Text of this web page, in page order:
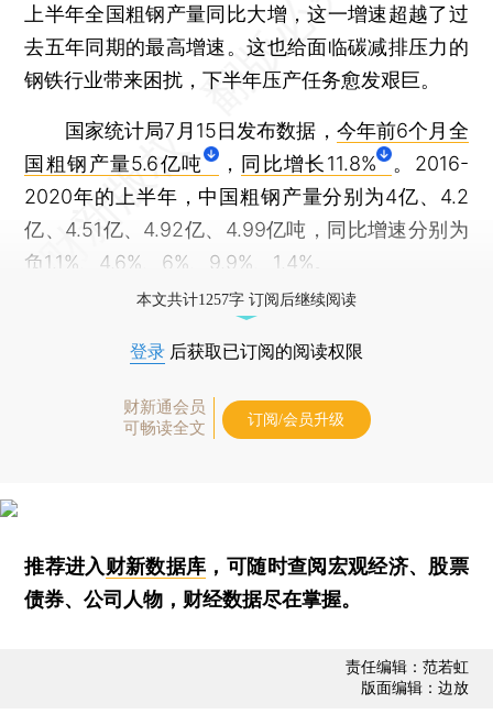
上半年全国粗钢产量同比大增，这一增速超越了过
去五年同期的最高增速。这也给面临碳减排压力的
钢铁行业带来困扰，下半年压产任务愈发艰巨。
国家统计局7月15日发布数据， 今年前6个月全
国粗钢产量5.6亿吨
， 同比增长11.8%
。2016-
2020年的上半年，中国粗钢产量分别为4亿、4.2
亿、4.51亿、4.92亿、4.99亿吨，同比增速分别为
负1.1%、4.6%、6%、9.9%、1.4%。
本文共计1257字 订阅后继续阅读
登录 后获取已订阅的阅读权限
财新通会员
可畅读全文
订阅/会员升级
推荐进入财新数据库 ，可随时查阅宏观经济、股票
债券、公司人物，财经数据尽在掌握。
责任编辑：范若虹
版面编辑：边放